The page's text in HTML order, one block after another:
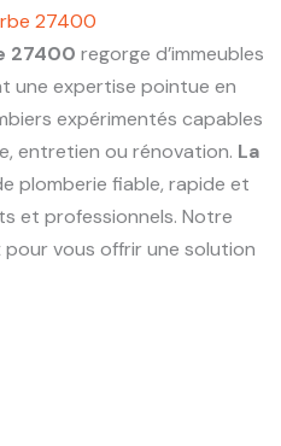
27400
27400 regorge d’immeubles
une expertise pointue en
expérimentés capables
entretien ou rénovation. La
plomberie fiable, rapide et
et professionnels. Notre
vous offrir une solution